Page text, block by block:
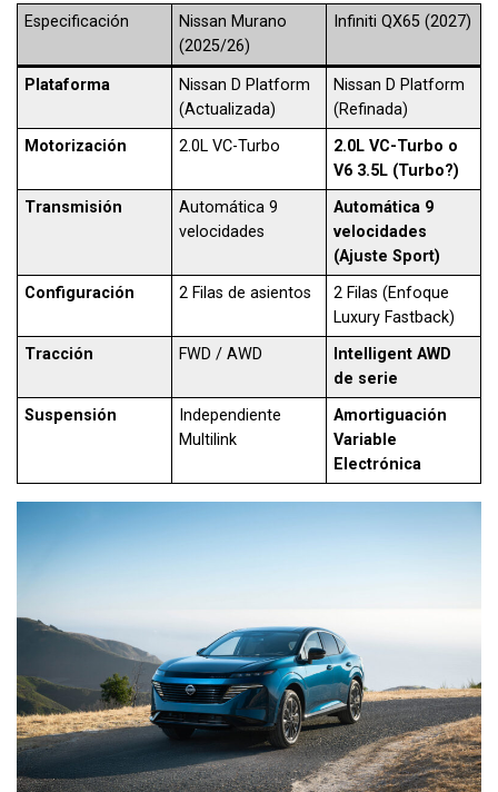
Especificación
Nissan Murano
(2025/26)
Infiniti QX65 (2027)
Plataforma
Nissan D Platform
(Actualizada)
Nissan D Platform
(Refinada)
Motorización
2.0L VC-Turbo
2.0L VC-Turbo o
V6 3.5L (Turbo?)
Transmisión
Automática 9
velocidades
Automática 9
velocidades
(Ajuste Sport)
Configuración
2 Filas de asientos
2 Filas (Enfoque
Luxury Fastback)
Tracción
FWD / AWD
Intelligent AWD
de serie
Suspensión
Independiente
Multilink
Amortiguación
Variable
Electrónica